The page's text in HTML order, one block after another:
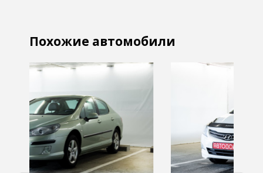
Похожие автомобили